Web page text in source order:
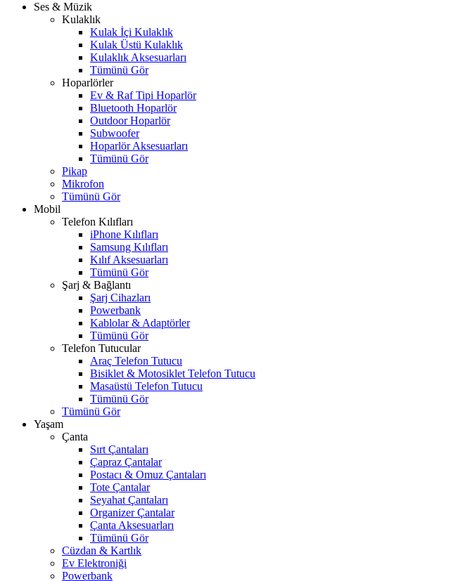
Ses & Müzik
Kulaklık
Kulak İçi Kulaklık
Kulak Üstü Kulaklık
Kulaklık Aksesuarları
Tümünü Gör
Hoparlörler
Ev & Raf Tipi Hoparlör
Bluetooth Hoparlör
Outdoor Hoparlör
Subwoofer
Hoparlör Aksesuarları
Tümünü Gör
Pikap
Mikrofon
Tümünü Gör
Mobil
Telefon Kılıfları
iPhone Kılıfları
Samsung Kılıfları
Kılıf Aksesuarları
Tümünü Gör
Şarj & Bağlantı
Şarj Cihazları
Powerbank
Kablolar & Adaptörler
Tümünü Gör
Telefon Tutucular
Araç Telefon Tutucu
Bisiklet & Motosiklet Telefon Tutucu
Masaüstü Telefon Tutucu
Tümünü Gör
Tümünü Gör
Yaşam
Çanta
Sırt Çantaları
Çapraz Çantalar
Postacı & Omuz Çantaları
Tote Çantalar
Seyahat Çantaları
Organizer Çantalar
Çanta Aksesuarları
Tümünü Gör
Cüzdan & Kartlık
Ev Elektroniği
Powerbank